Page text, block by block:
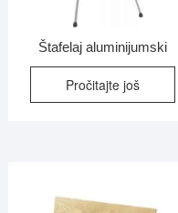
Štafelaj aluminijumski
Pročitajte još